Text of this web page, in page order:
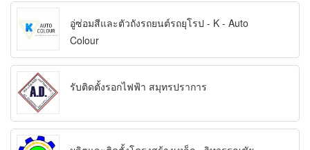
อู่ซ่อมสีและตัวถังรถยนต์รถยุโรป - K - Auto
Colour
รับติดตั้งรอกไฟฟ้า สมุทรปราการ